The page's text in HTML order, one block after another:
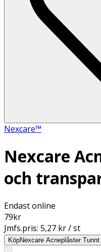
Nexcare™
Nexcare
och
Endast online
79kr
Jmfs.pris: 5,27 kr / st
KöpNexcare Acneplåster